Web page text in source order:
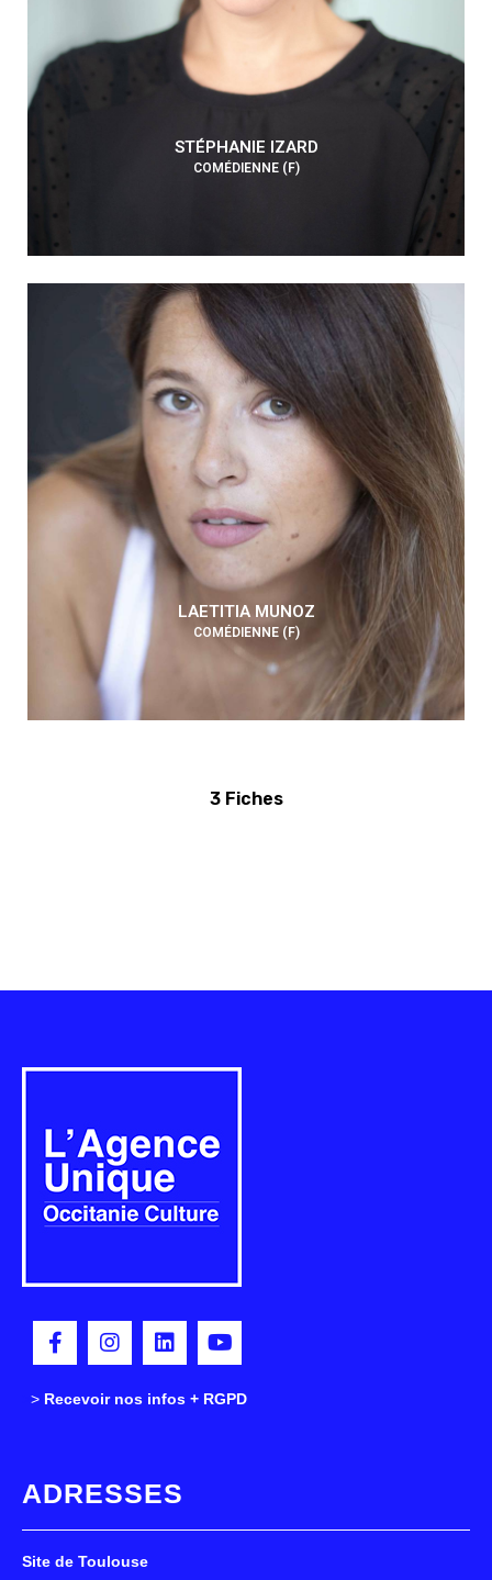
STÉPHANIE IZARD
COMÉDIENNE (F)
LAETITIA MUNOZ
COMÉDIENNE (F)
3 Fiches
> Recevoir nos infos + RGPD
ADRESSES
Site de Toulouse